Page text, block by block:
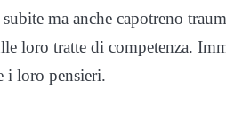
ma anche capotreno
loro tratte di competenza.
i loro pensieri.